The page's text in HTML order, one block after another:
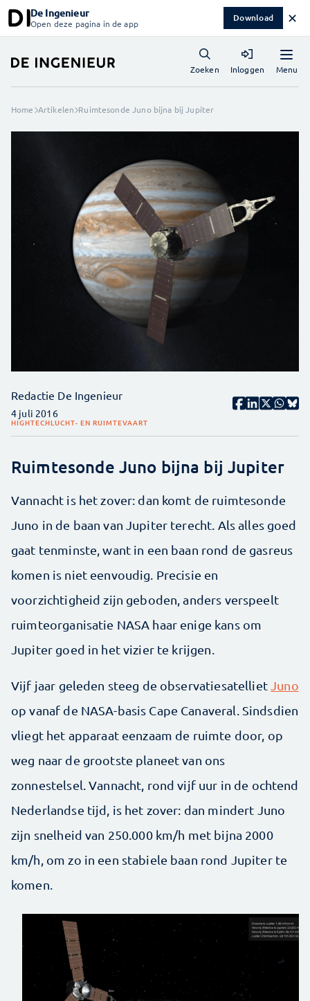
De Ingenieur
Open deze pagina in de app Download ✕
Menu
Zoeken Inloggen
Home Artikelen Ruimtesonde Juno bijna bij Jupiter
Redactie De Ingenieur
4 juli 2016
HIGHTECHLUCHT- EN RUIMTEVAART
Ruimtesonde Juno bijna bij Jupiter
Vannacht is het zover: dan komt de ruimtesonde
Juno in de baan van Jupiter terecht. Als alles goed
gaat tenminste, want in een baan rond de gasreus
komen is niet eenvoudig. Precisie en
voorzichtigheid zijn geboden, anders verspeelt
ruimteorganisatie NASA haar enige kans om
Jupiter goed in het vizier te krijgen.
Vijf jaar geleden steeg de observatiesatelliet Juno
op vanaf de NASA-basis Cape Canaveral. Sindsdien
vliegt het apparaat eenzaam de ruimte door, op
weg naar de grootste planeet van ons
zonnestelsel. Vannacht, rond vijf uur in de ochtend
Nederlandse tijd, is het zover: dan mindert Juno
zijn snelheid van 250.000 km/h met bijna 2000
km/h, om zo in een stabiele baan rond Jupiter te
komen.